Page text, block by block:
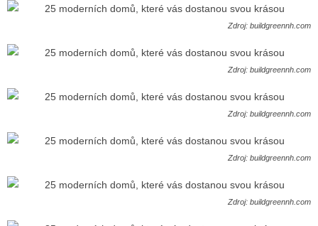
Zdroj: buildgreennh.com
Zdroj: buildgreennh.com
Zdroj: buildgreennh.com
Zdroj: buildgreennh.com
Zdroj: buildgreennh.com